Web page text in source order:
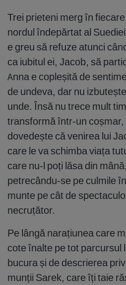
Trei prieteni merg în
nordul îndepărtat al
e greu să refuze atunci
ca iubitul ei, Jacob, să
Anna e copleșită de
de undeva, dar nu
unde. Însă nu trece mult
transformă într-un coșmar,
dovedește că venirea lui
care le va schimba viața
care nu-l poți lăsa din
petrecându-se pe culmile
munte pe cât de
necruțător.
Pe lângă narațiunea care
cote înalte pe tot parcursul
bucura și de descrierea
munții Sarek, care îți taie